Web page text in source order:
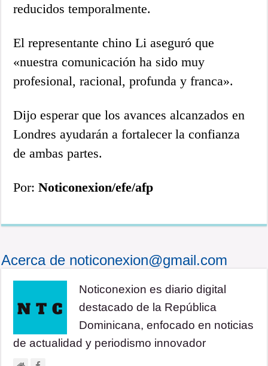
reducidos temporalmente.
El representante chino Li aseguró que
«nuestra comunicación ha sido muy
profesional, racional, profunda y franca».
Dijo esperar que los avances alcanzados en
Londres ayudarán a fortalecer la confianza
de ambas partes.
Por:Noticonexion/efe/afp
Acerca de noticonexion@gmail.com
Noticonexion es diario digital
destacado de la República
Dominicana, enfocado en noticias
de actualidad y periodismo innovador